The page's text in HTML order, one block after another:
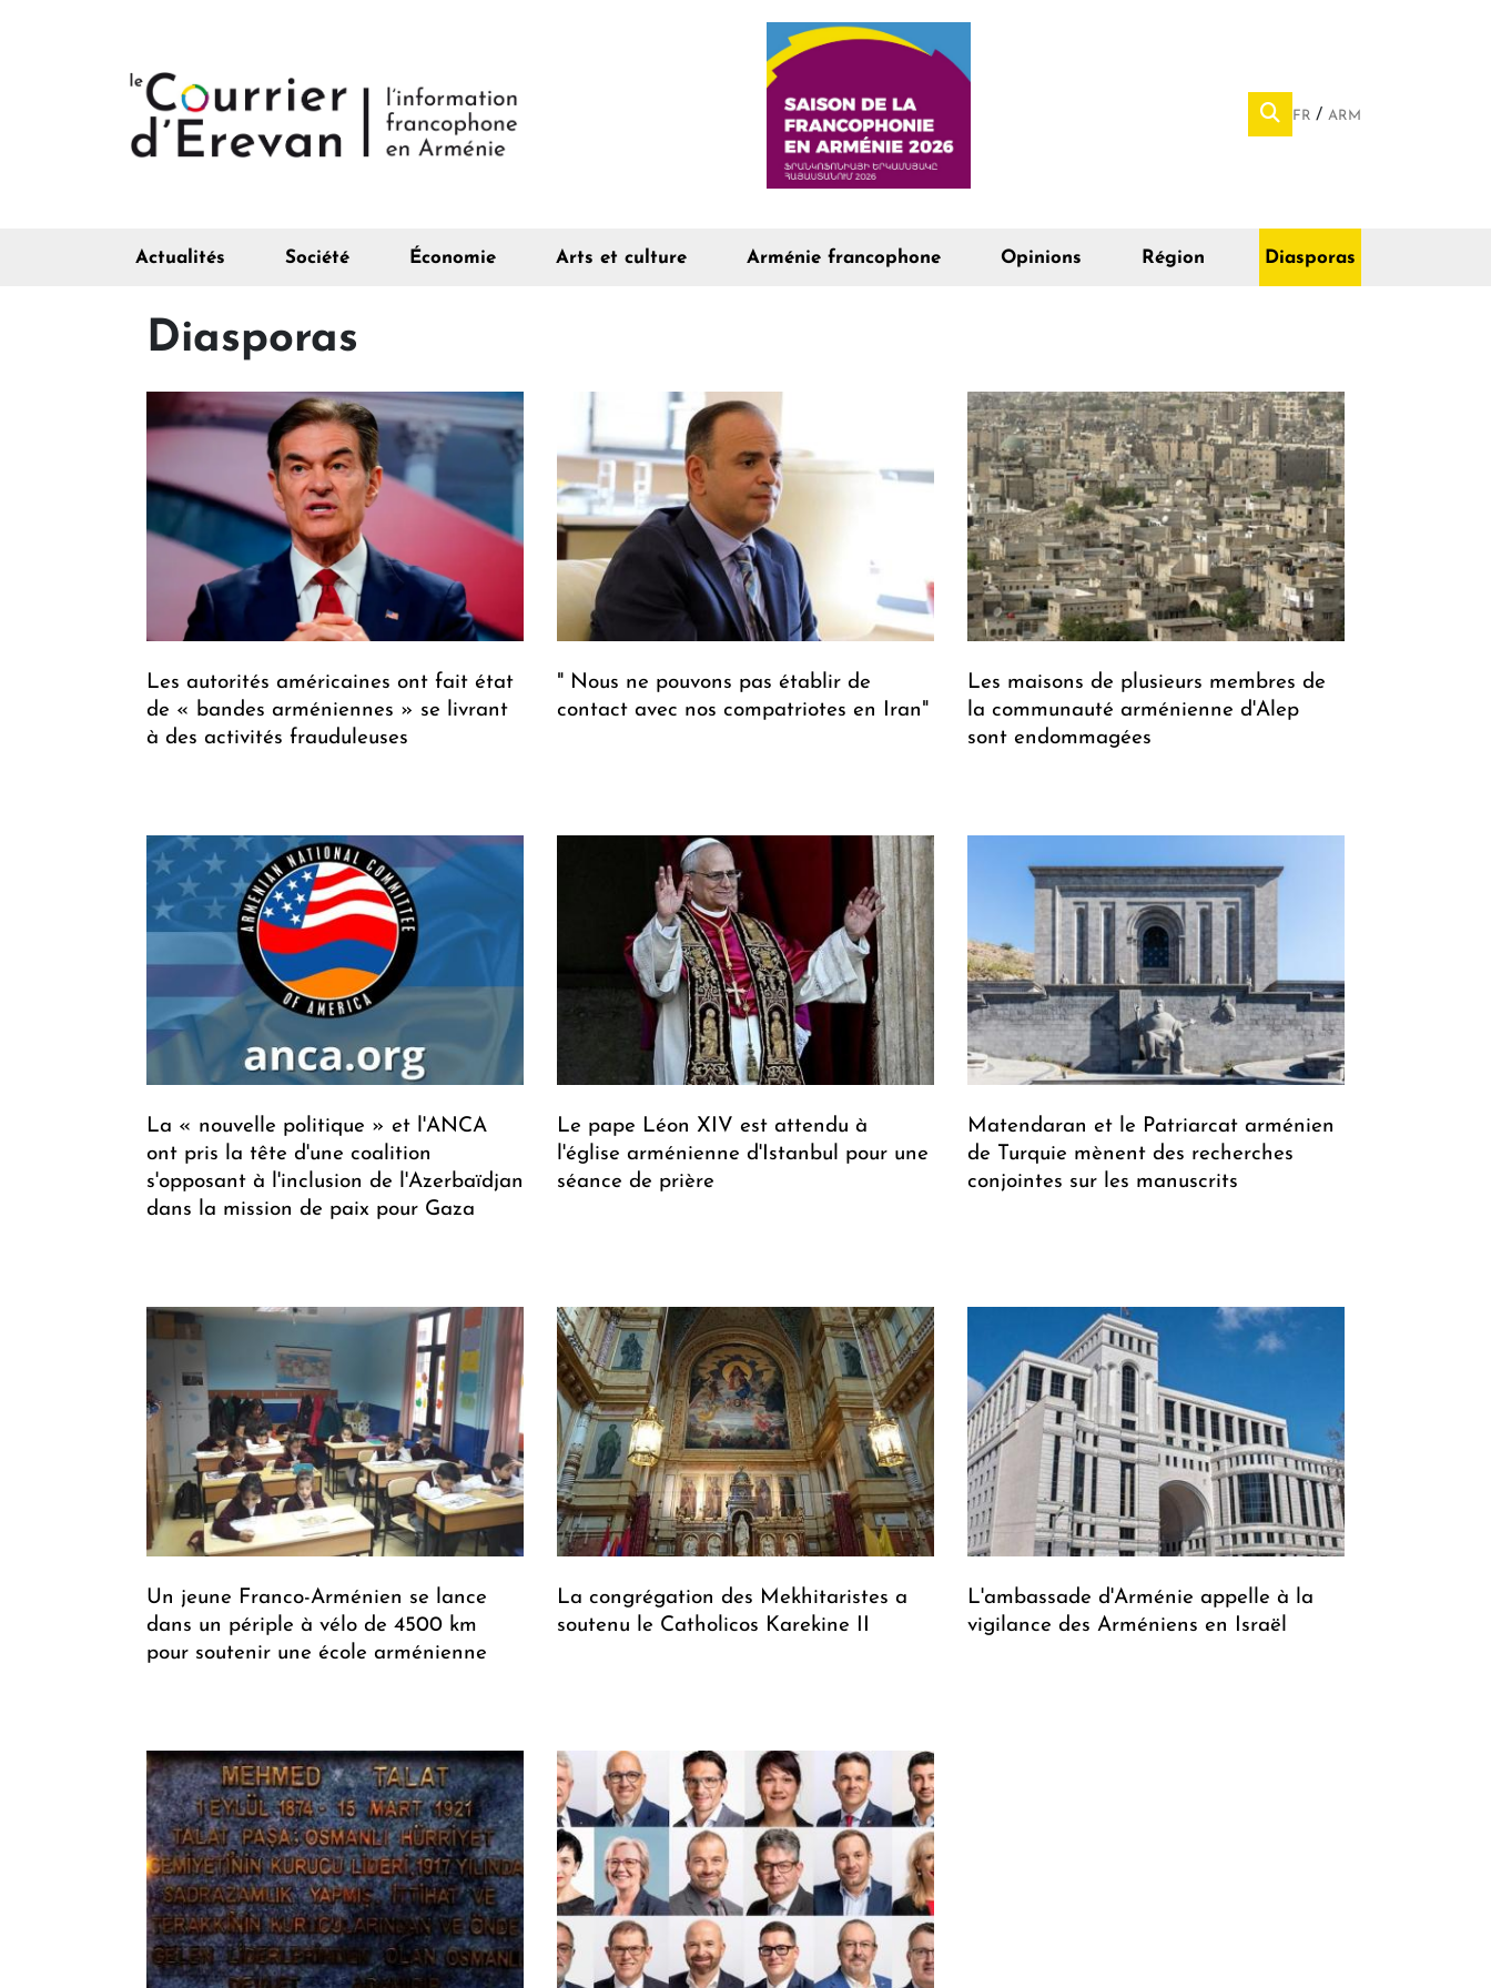
FR ARM
Actualités Société Économie Arts et culture Arménie francophone Opinions Région Diasporas
Diasporas
Les autorités américaines ont fait état
de « bandes arméniennes » se livrant
à des activités frauduleuses
" Nous ne pouvons pas établir de
contact avec nos compatriotes en Iran"
Les maisons de plusieurs membres de
la communauté arménienne d'Alep
sont endommagées
La « nouvelle politique » et l'ANCA
ont pris la tête d'une coalition
s'opposant à l'inclusion de l'Azerbaïdjan
dans la mission de paix pour Gaza
Le pape Léon XIV est attendu à
l'église arménienne d'Istanbul pour une
séance de prière
Matendaran et le Patriarcat arménien
de Turquie mènent des recherches
conjointes sur les manuscrits
Un jeune Franco-Arménien se lance
dans un périple à vélo de 4500 km
pour soutenir une école arménienne
La congrégation des Mekhitaristes a
soutenu le Catholicos Karekine II
L'ambassade d'Arménie appelle à la
vigilance des Arméniens en Israël